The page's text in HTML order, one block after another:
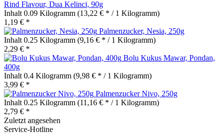
Rind Flavour, Dua Kelinci, 90g
Inhalt 0.09 Kilogramm (13,22 € * / 1 Kilogramm)
1,19 € *
Palmenzucker, Nesia, 250g
Inhalt 0.25 Kilogramm (9,16 € * / 1 Kilogramm)
2,29 € *
Bolu Kukus Mawar, Pondan,
400g
Inhalt 0.4 Kilogramm (9,98 € * / 1 Kilogramm)
3,99 € *
Palmenzucker Nivo, 250g
Inhalt 0.25 Kilogramm (11,16 € * / 1 Kilogramm)
2,79 € *
Zuletzt angesehen
Service-Hotline